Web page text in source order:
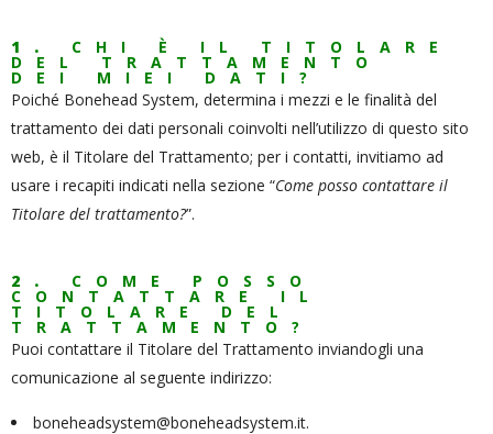
1. CHI È IL TITOLARE
DEL TRATTAMENTO
DEI MIEI DATI?
Poiché Bonehead System, determina i mezzi e le finalità del
trattamento dei dati personali coinvolti nell’utilizzo di questo sito
web, è il Titolare del Trattamento; per i contatti, invitiamo ad
usare i recapiti indicati nella sezione “Come posso contattare il
Titolare del trattamento?”.
2. COME POSSO
CONTATTARE IL
TITOLARE DEL
TRATTAMENTO?
Puoi contattare il Titolare del Trattamento inviandogli una
comunicazione al seguente indirizzo:
boneheadsystem@boneheadsystem.it.